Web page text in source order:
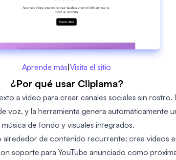
Aprende más|Visita el sitio
¿Por qué usar Cliplama?
a video para crear canales sociales sin
voz, y la herramienta genera automáticamente
de fondo y visuales integrados.
alrededor de contenido recurrente: crea videos
soporte para YouTube anunciado como